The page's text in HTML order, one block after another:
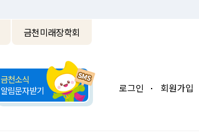
금천미래장학회
금천소식
알림문자받기
로그인 회원가입